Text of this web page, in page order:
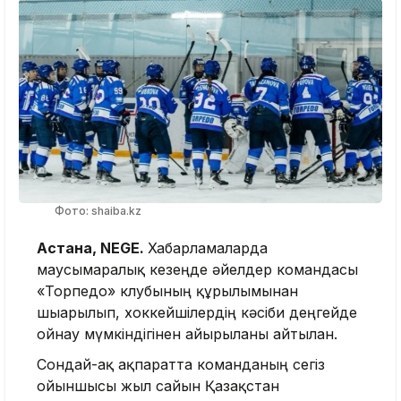
Фото: shaiba.kz
Астана, NEGE. Хабарламаларда
маусымаралық кезеңде әйелдер командасы
«Торпедо» клубының құрылымынан
шығарылып, хоккейшілердің кәсіби деңгейде
ойнау мүмкіндігінен айырылғаны айтылған.
Сондай-ақ ақпаратта команданың сегіз
ойыншысы жыл сайын Қазақстан